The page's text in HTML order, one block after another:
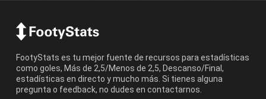
FootyStats es tu mejor fuente de recursos para estadísticas
como goles, Más de 2,5/Menos de 2,5, Descanso/Final,
estadísticas en directo y mucho más. Si tienes alguna
pregunta o feedback, no dudes en contactarnos.